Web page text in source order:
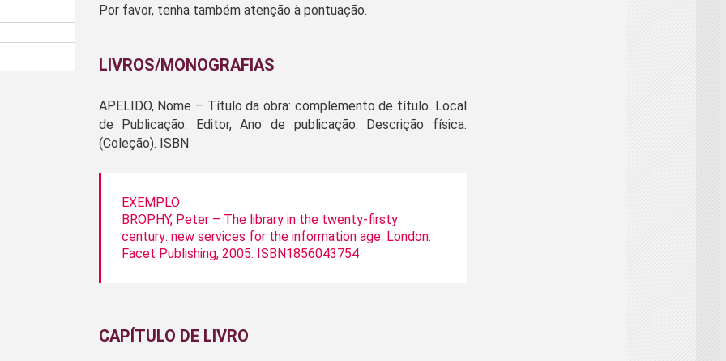
Por favor, tenha também atenção à pontuação.
LIVROS/MONOGRAFIAS
APELIDO, Nome – Título da obra: complemento de título. Local
de Publicação: Editor, Ano de publicação. Descrição física.
(Coleção). ISBN
EXEMPLO
BROPHY, Peter – The library in the twenty-firsty
century: new services for the information age. London:
Facet Publishing, 2005. ISBN1856043754
CAPÍTULO DE LIVRO